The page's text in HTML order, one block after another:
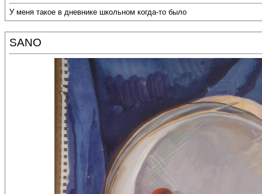
У меня такое в дневнике школьном когда-то было
SANO